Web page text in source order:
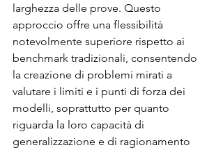
larghezza delle prove. Questo
approccio offre una flessibilità
notevolmente superiore rispetto ai
benchmark tradizionali, consentendo
la creazione di problemi mirati a
valutare i limiti e i punti di forza dei
modelli, soprattutto per quanto
riguarda la loro capacità di
generalizzazione e di ragionamento